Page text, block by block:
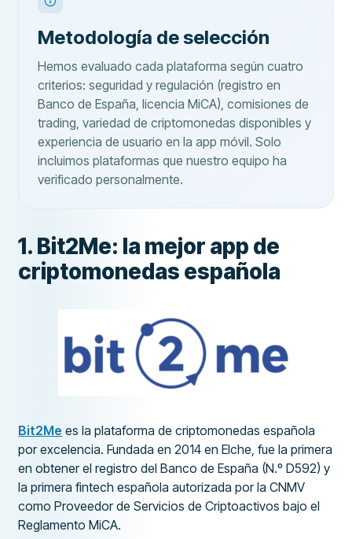
Metodología de selección
Hemos evaluado cada plataforma según cuatro
criterios: seguridad y regulación (registro en
Banco de España, licencia MiCA), comisiones de
trading, variedad de criptomonedas disponibles y
experiencia de usuario en la app móvil. Solo
incluimos plataformas que nuestro equipo ha
verificado personalmente.
1. Bit2Me: la mejor app de
criptomonedas española
Bit2Me es la plataforma de criptomonedas española
por excelencia. Fundada en 2014 en Elche, fue la primera
en obtener el registro del Banco de España (N.º D592) y
la primera fintech española autorizada por la CNMV
como Proveedor de Servicios de Criptoactivos bajo el
Reglamento MiCA.